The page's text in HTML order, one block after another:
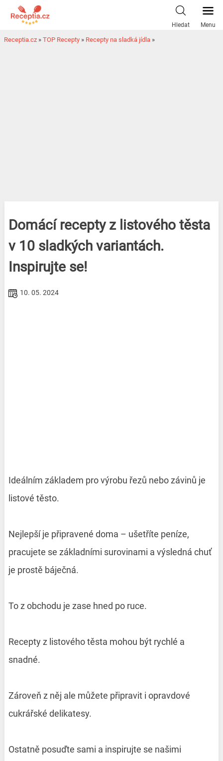
Hledat Menu
Receptia.cz » TOP Recepty » Recepty na sladká jídla »
Domácí recepty z listového těsta
v 10 sladkých variantách.
Inspirujte se!
10. 05. 2024
Ideálním základem pro výrobu řezů nebo závinů je
listové těsto.
Nejlepší je připravené doma – ušetříte peníze,
pracujete se základními surovinami a výsledná chuť
je prostě báječná.
To z obchodu je zase hned po ruce.
Recepty z listového těsta mohou být rychlé a
snadné.
Zároveň z něj ale můžete připravit i opravdové
cukrářské delikatesy.
Ostatně posuďte sami a inspirujte se našimi